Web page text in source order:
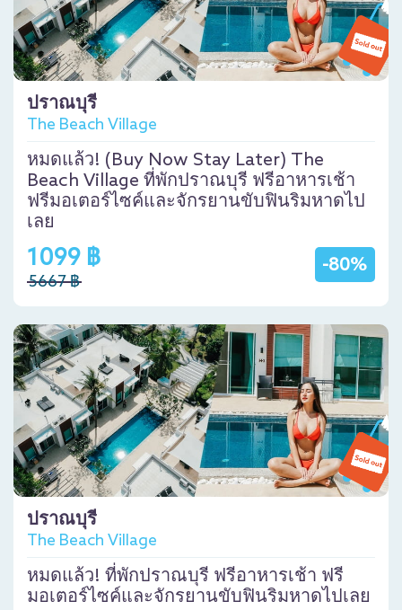
ปราณบุรี
The Beach Village
หมดแล้ว! (Buy Now Stay Later) The
Beach Village ที่พักปราณบุรี ฟรีอาหารเช้า
ฟรีมอเตอร์ไซค์และจักรยานขับฟินริมหาดไป
เลย
-80%
1099 ฿
5667 ฿
ปราณบุรี
The Beach Village
หมดแล้ว! ที่พักปราณบุรี ฟรีอาหารเช้า ฟรี
มอเตอร์ไซค์และจักรยานขับฟินริมหาดไปเลย